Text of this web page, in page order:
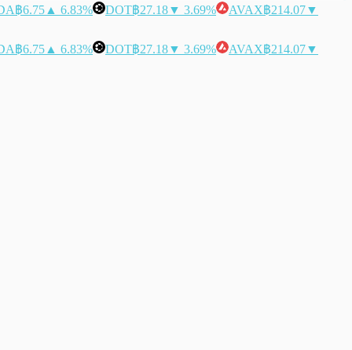
฿6.75 ▲ 6.83% DOT฿27.18▼ 3.69% AVAX฿214.07▼
฿6.75 ▲ 6.83% DOT฿27.18▼ 3.69% AVAX฿214.07▼